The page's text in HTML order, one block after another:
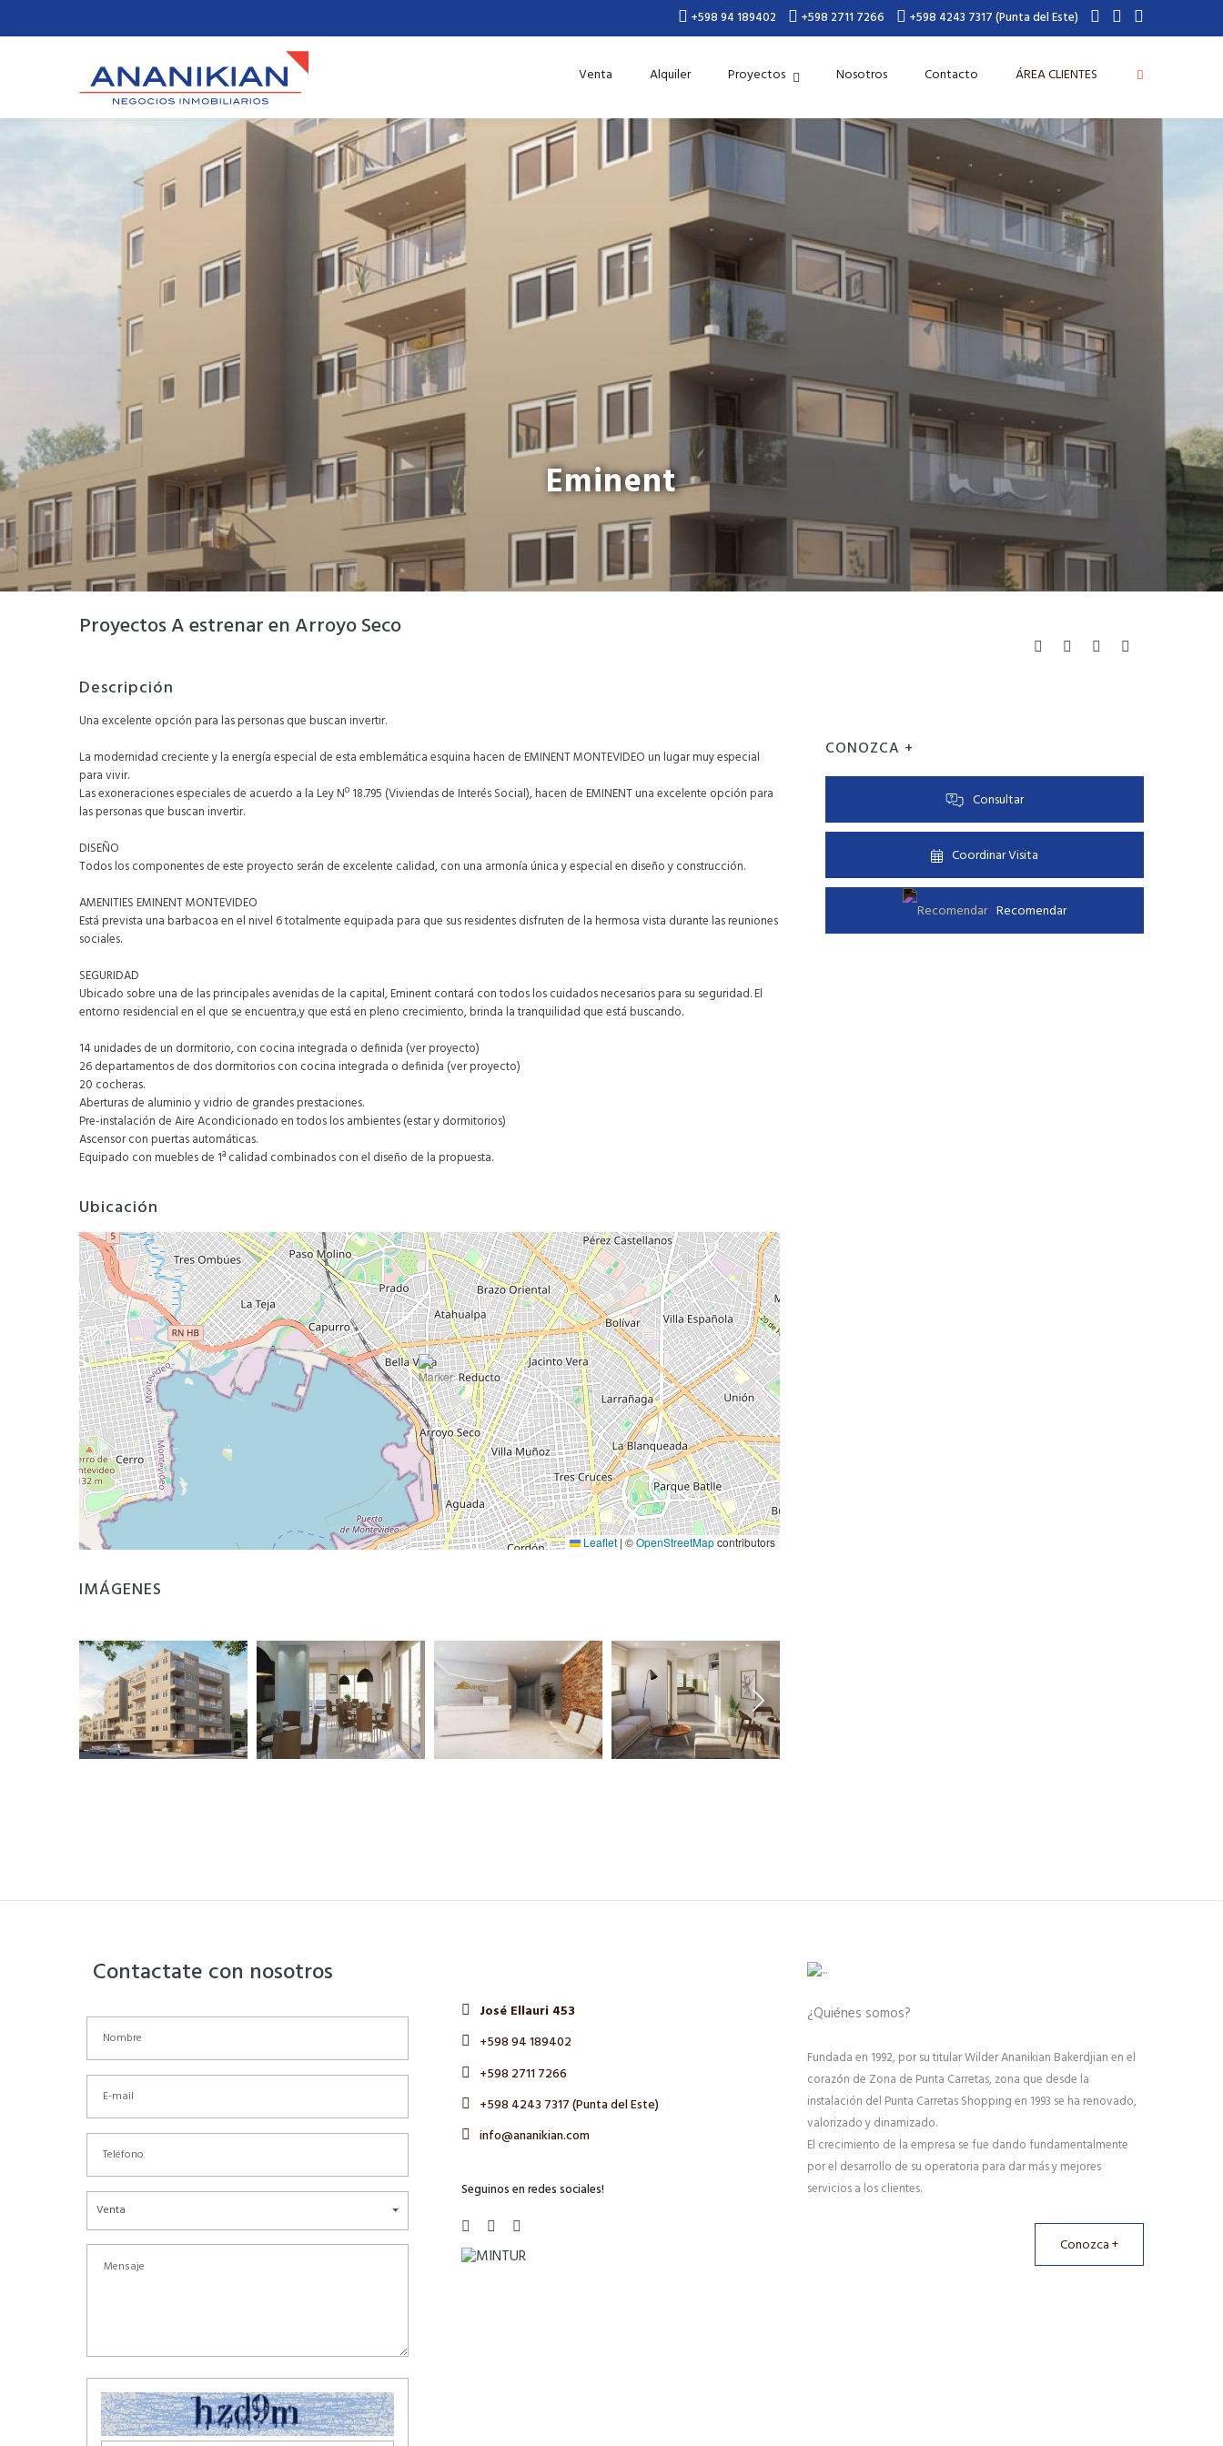
+598 94 189402 +598 2711 7266 +598 4243 7317 (Punta del Este)
Venta Alquiler Proyectos Nosotros Contacto ÁREA CLIENTES
Eminent
Proyectos A estrenar en Arroyo Seco
Descripción
Una excelente opción para las personas que buscan invertir.
La modernidad creciente y la energía especial de esta emblemática esquina hacen de EMINENT MONTEVIDEO un lugar muy especial
para vivir.
Las exoneraciones especiales de acuerdo a la Ley Nº 18.795 (Viviendas de Interés Social), hacen de EMINENT una excelente opción para
las personas que buscan invertir.
DISEÑO
Todos los componentes de este proyecto serán de excelente calidad, con una armonía única y especial en diseño y construcción.
AMENITIES EMINENT MONTEVIDEO
Está prevista una barbacoa en el nivel 6 totalmente equipada para que sus residentes disfruten de la hermosa vista durante las reuniones
sociales.
SEGURIDAD
Ubicado sobre una de las principales avenidas de la capital, Eminent contará con todos los cuidados necesarios para su seguridad. El
entorno residencial en el que se encuentra,y que está en pleno crecimiento, brinda la tranquilidad que está buscando.
14 unidades de un dormitorio, con cocina integrada o definida (ver proyecto)
26 departamentos de dos dormitorios con cocina integrada o definida (ver proyecto)
20 cocheras.
Aberturas de aluminio y vidrio de grandes prestaciones.
Pre-instalación de Aire Acondicionado en todos los ambientes (estar y dormitorios)
Ascensor con puertas automáticas.
Equipado con muebles de 1ª calidad combinados con el diseño de la propuesta.
Ubicación
Leaflet |©OpenStreetMapcontributors
IMÁGENES
CONOZCA +
Consultar
Coordinar Visita
Recomendar
Contactate con nosotros
Venta
José Ellauri 453
+598 94 189402
+598 2711 7266
+598 4243 7317 (Punta del Este)
info@ananikian.com
Seguinos en redes sociales!
¿Quiénes somos?
Fundada en 1992, por su titular Wilder Ananikian Bakerdjian en el
corazón de Zona de Punta Carretas, zona que desde la
instalación del Punta Carretas Shopping en 1993 se ha renovado,
valorizado y dinamizado.
El crecimiento de la empresa se fue dando fundamentalmente
por el desarrollo de su operatoria para dar más y mejores
servicios a los clientes.
Conozca +